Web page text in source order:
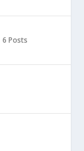
6 Posts